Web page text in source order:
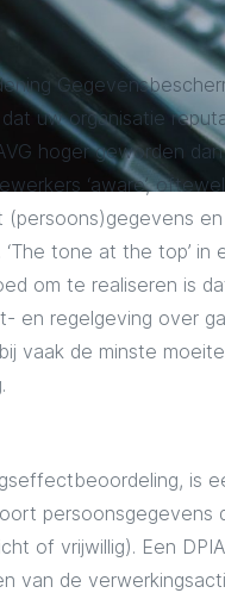
uw organisatie
hoger geworden
‘aware’,
(persoons)gegevens
tone at the top’ in
om te realiseren is
en regelgeving over
vaak de minste
is
persoonsgegevens
of vrijwillig). Een
van de